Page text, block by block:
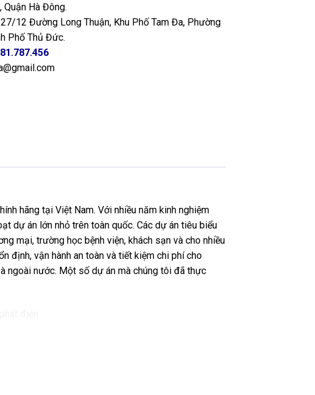
Hà Đông.
12 Đường Long Thuận, Khu Phố Tam Đa, Phường
Phố Thủ Đức.
hãng tại Việt Nam. Với nhiều năm kinh nghiệm
dự án lớn nhỏ trên toàn quốc. Các dự án tiêu biểu
mại, trường học bệnh viện, khách sạn và cho nhiều
định, vận hành an toàn và tiết kiệm chi phí cho
ngoài nước. Một số dự án mà chúng tôi đã thực